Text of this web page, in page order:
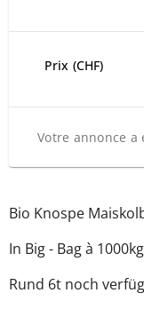
Prix (CHF)
Votre annonce a
Bio Knospe
In Big - Bag à
Rund 6t noch